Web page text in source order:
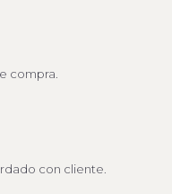
compra.
con cliente.